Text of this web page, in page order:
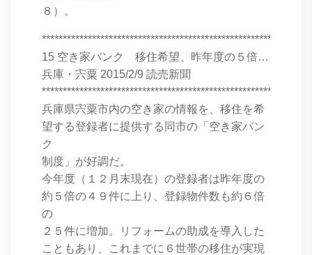
８）。
15 空き家バンク 移住希望、昨年度の５倍…
兵庫・宍粟 2015/2/9 読売新聞
兵庫県宍粟市内の空き家の情報を、移住を希
望する登録者に提供する同市の「空き家バン
ク
制度」が好調だ。
今年度（１２月末現在）の登録者は昨年度の
約５倍の４９件に上り、登録物件数も約６倍
の
２５件に増加。リフォームの助成を導入した
こともあり、これまでに６世帯の移住が実現